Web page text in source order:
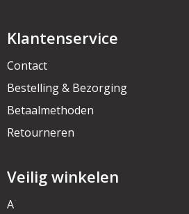
Klantenservice
Contact
Bestelling & Bezorging
Betaalmethoden
Retourneren
Veilig winkelen
Algemene voorwaarden